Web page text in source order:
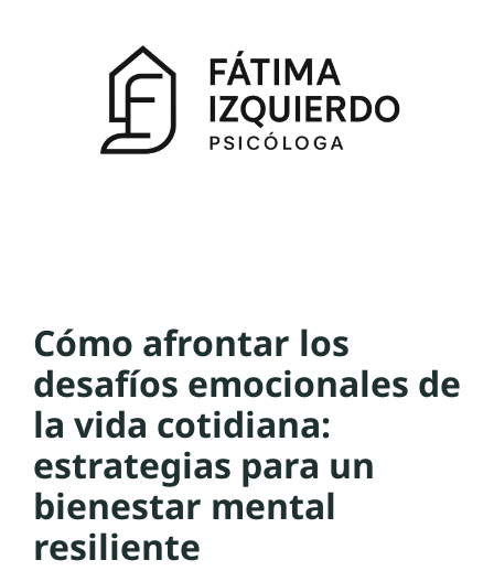
Cómo afrontar los
desafíos emocionales de
la vida cotidiana:
estrategias para un
bienestar mental
resiliente